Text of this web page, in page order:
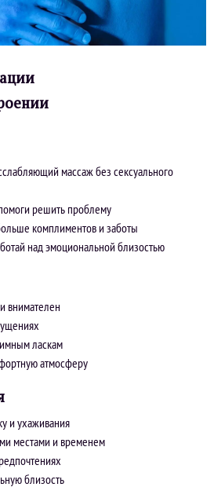
массаж без сексуального
решить проблему
комплиментов и заботы
над эмоциональной близостью
внимателен
ласкам
атмосферу
и ухаживания
местами и временем
близость